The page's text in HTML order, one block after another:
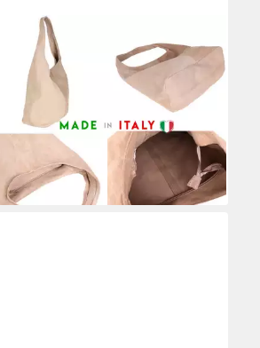
MIRROSI
Beuteltasche Damen aus Wildleder,
Made in Italy, Shopper Tasche
(ca.33x32x16cm)
47,95 €
UVP
-36%
lieferbar - in 2-3 Werktagen bei dir